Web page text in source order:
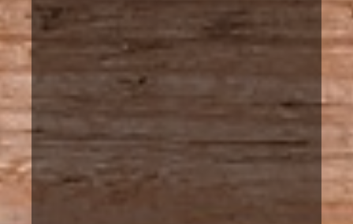
...ja nauttia
Kaijonselän mökit ovat ehkä paras tapa
ja nauttia Suomen luonnosta.
sijaitsevat Joroisissa ja Pieksämäellä